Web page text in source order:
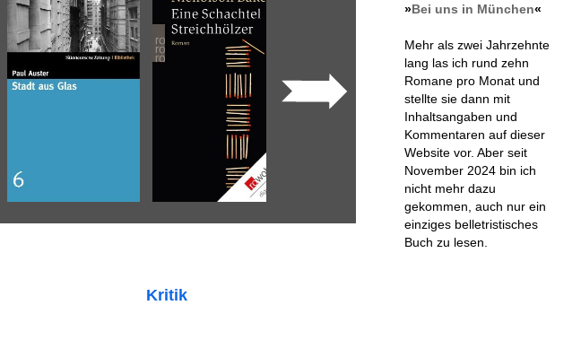
Kritik
»Bei uns in München«
Mehr als zwei Jahrzehnte
lang las ich rund zehn
Romane pro Monat und
stellte sie dann mit
Inhaltsangaben und
Kommentaren auf dieser
Website vor. Aber seit
November 2024 bin ich
nicht mehr dazu
gekommen, auch nur ein
einziges belletristisches
Buch zu lesen.